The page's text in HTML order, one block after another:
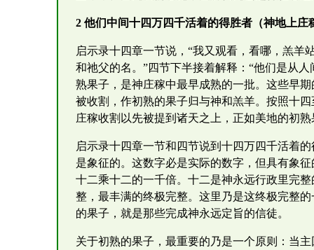
2 他们中间十四万四千活着的得胜者（神地上庄
启示录十四章一节说，“我又观看，看哪，羔
和祂父的名。”四节下半接着解释：“他们是从
熟果子，是神庄稼中最早成熟的一批。这些早
被收割，作初熟的果子归与神和羔羊。按照十
庄稼收割以先被提到诸天之上，正如美地的初
启示录十四章一节和四节说到十四万四千活着
是象征的。这数字必是实际的数字，但具有象
十二乘十二的一千倍。十二是神永远行政里完
整，最丰满的终极完整。这里乃是这终极完整
的果子，就是那些完成神永远定旨的信徒。
关于初熟的果子，最重要的乃是一个原则：当